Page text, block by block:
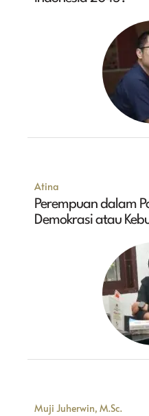
Atina
Perempuan dalam
Demokrasi atau
Muji Juherwin, M.Sc.